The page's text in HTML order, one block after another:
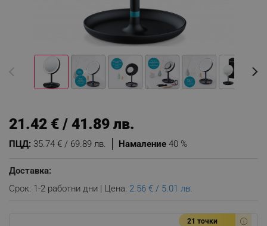
Намаление 40 %
ПЦД: 35.74 € / 69.89 лв.
21.42 € / 41.89 лв.
Доставка:
Срок: 1-2 работни дни | Цена: 2.56 € / 5.01 лв.
21 точки